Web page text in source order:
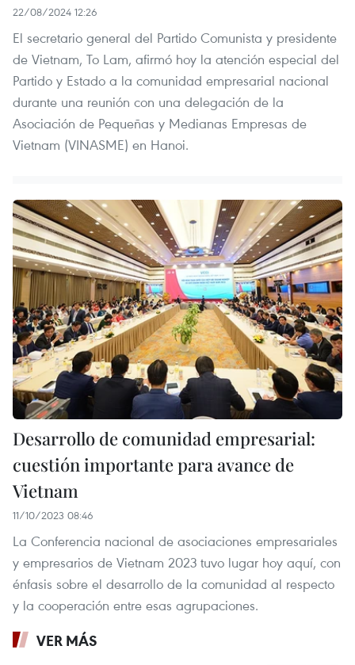
22/08/2024 12:26
El secretario general del Partido Comunista y presidente
de Vietnam, To Lam, afirmó hoy la atención especial del
Partido y Estado a la comunidad empresarial nacional
durante una reunión con una delegación de la
Asociación de Pequeñas y Medianas Empresas de
Vietnam (VINASME) en Hanoi.
Desarrollo de comunidad empresarial:
cuestión importante para avance de
Vietnam
11/10/2023 08:46
La Conferencia nacional de asociaciones empresariales
y empresarios de Vietnam 2023 tuvo lugar hoy aquí, con
énfasis sobre el desarrollo de la comunidad al respecto
y la cooperación entre esas agrupaciones.
VER MÁS